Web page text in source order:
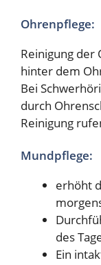
Ohrenpflege:
Reinigung der
hinter dem
Bei
durch
Reinigung
Mundpflege:
erhöht
des
Ein